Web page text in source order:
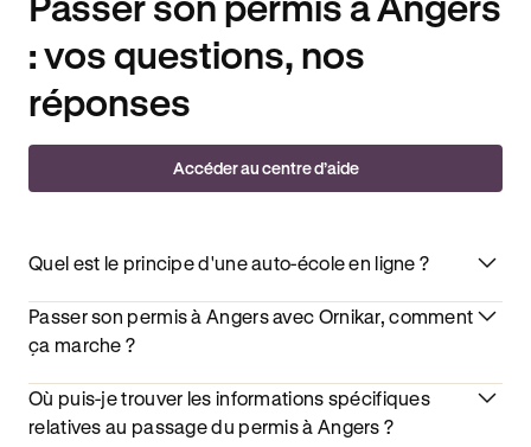
: vos questions, nos
réponses
Accéder au centre d’aide
Quel est le principe d'une auto-école en ligne ?
Passer son permis à Angers avec Ornikar, comment
ça marche ?
Où puis-je trouver les informations spécifiques
relatives au passage du permis à Angers ?